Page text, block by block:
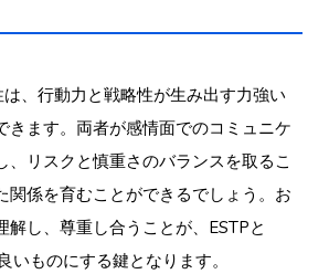
は、行動力と戦略性が生み出す力強い
きます。両者が感情面でのコミュニケ
、リスクと慎重さのバランスを取るこ
関係を育むことができるでしょう。お
解し、尊重し合うことが、ESTPと
いものにする鍵となります。